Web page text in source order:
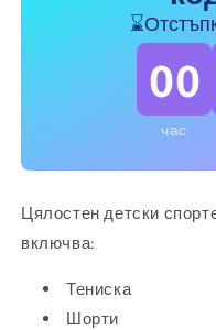
00
час
Цялостен детски
включва:
Тениска
Шорти